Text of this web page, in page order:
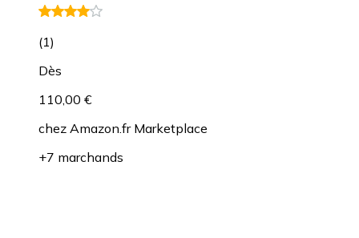
(1)
Dès
110,00 €
chez Amazon.fr Marketplace
+7 marchands